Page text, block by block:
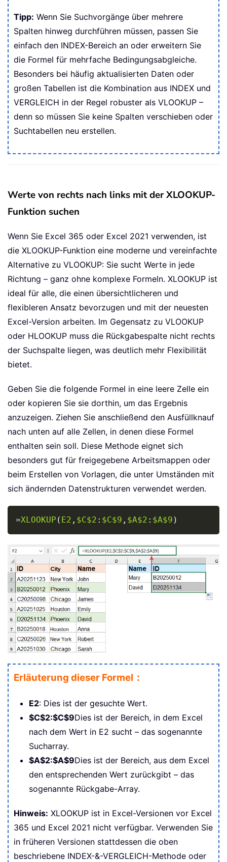
Tipp: Wenn Sie Suchvorgänge über mehrere
Spalten hinweg durchführen müssen, passen Sie
einfach den INDEX-Bereich an oder erweitern Sie
die Formel für mehrfache Bedingungsabgleiche.
Besonders bei häufig aktualisierten Daten oder
großen Tabellen ist die Kombination aus INDEX und
VERGLEICH in der Regel robuster als VLOOKUP –
denn so müssen Sie keine Spalten verschieben oder
Suchtabellen neu erstellen.
Werte von rechts nach links mit der XLOOKUP-
Funktion suchen
Wenn Sie Excel 365 oder Excel 2021 verwenden, ist
die XLOOKUP-Funktion eine moderne und vereinfachte
Alternative zu VLOOKUP: Sie sucht Werte in jede
Richtung – ganz ohne komplexe Formeln. XLOOKUP ist
ideal für alle, die einen übersichtlicheren und
flexibleren Ansatz bevorzugen und mit der neuesten
Excel-Version arbeiten. Im Gegensatz zu VLOOKUP
oder HLOOKUP muss die Rückgabespalte nicht rechts
der Suchspalte liegen, was deutlich mehr Flexibilität
bietet.
Geben Sie die folgende Formel in eine leere Zelle ein
oder kopieren Sie sie dorthin, um das Ergebnis
anzuzeigen. Ziehen Sie anschließend den Ausfüllknauf
nach unten auf alle Zellen, in denen diese Formel
enthalten sein soll. Diese Methode eignet sich
besonders gut für freigegebene Arbeitsmappen oder
beim Erstellen von Vorlagen, die unter Umständen mit
sich ändernden Datenstrukturen verwendet werden.
=XLOOKUP ( E2 , $C$2 : $C$9 , $A$2 : $A$9 )
Erläuterung dieser Formel：
E2: Dies ist der gesuchte Wert.
$C$2:$C$9Dies ist der Bereich, in dem Excel
nach dem Wert in E2 sucht – das sogenannte
Sucharray.
$A$2:$A$9Dies ist der Bereich, aus dem Excel
den entsprechenden Wert zurückgibt – das
sogenannte Rückgabe-Array.
Hinweis: XLOOKUP ist in Excel-Versionen vor Excel
365 und Excel 2021 nicht verfügbar. Verwenden Sie
in früheren Versionen stattdessen die oben
beschriebene INDEX-&-VERGLEICH-Methode oder